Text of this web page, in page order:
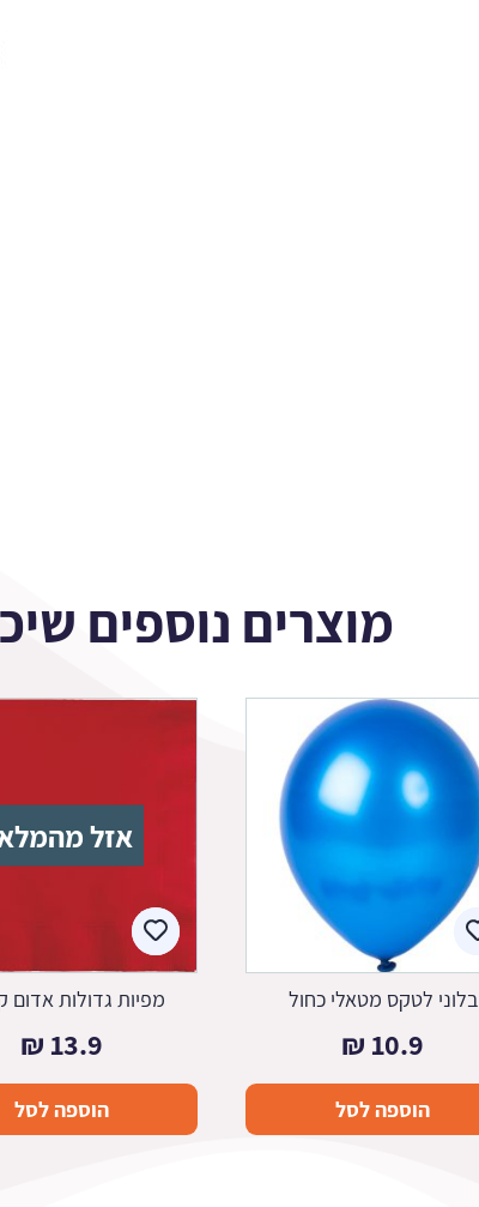
מוצרים נוספים
בלוני לטקס מטאלי כחול
10.9
₪
הוספה לסל
אזל
מפיות גדולות אדום
13.9
₪
הוספה לסל